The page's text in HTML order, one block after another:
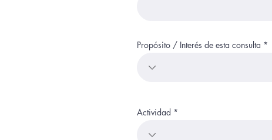
Propósito / Interés de esta consulta
Actividad